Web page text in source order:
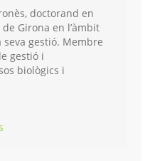
doctorand en
Girona en l’àmbit
gestió. Membre
gestió i
biològics i